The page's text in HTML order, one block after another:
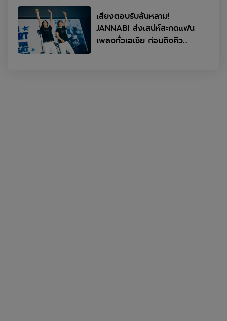
เสียงตอบรับล้นหลาม!
JANNABI ส่งเสน่ห์สะกดแฟน
เพลงทั่วเอเชีย ก่อนถึงคิว